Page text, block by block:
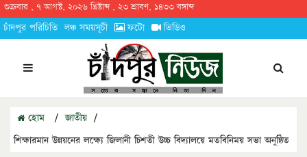
শুক্রবার , ৭ আগস্ট, ২০২৬ খ্রিষ্টাব্দ , ২৩ শ্রাবণ, ১৪৩৩ বঙ্গাব্দ
চাঁদপুর পরিচিতি লঞ্চ সময়সূচী ফটো ভিডিও
হোম / জাতীয় /
শিক্ষারমান উন্নয়নের লক্ষ্যে জিলানী চিশতী উচ্চ বিদ্যালয়ে মতবিনিময় সভা অনুষ্ঠিত